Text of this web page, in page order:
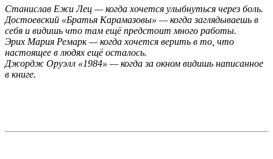
Станислав Ежи Лец — когда хочется улыбнуться через боль.
Достоевский «Братья Карамазовы» — когда заглядываешь в
себя и видишь что там ещё предстоит много работы.
Эрих Мария Ремарк — когда хочется верить в то, что
настоящее в людях ещё осталось.
Джордж Оруэлл «1984» — когда за окном видишь написанное
в книге.